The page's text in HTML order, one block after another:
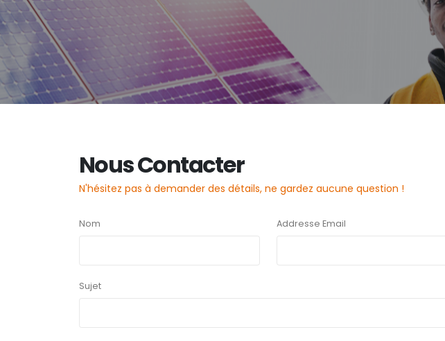
Nous Contacter
N'hésitez pas à demander des détails, ne gardez aucune question !
Nom Addresse Email
Sujet